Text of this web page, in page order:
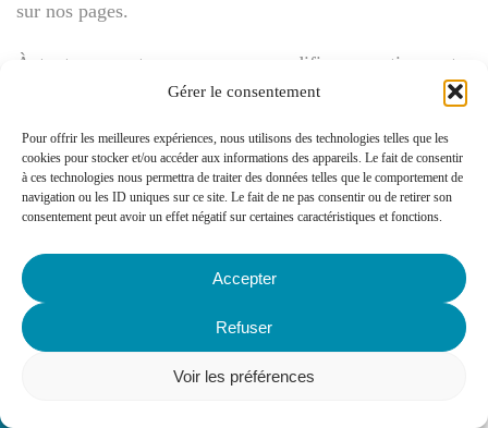
Gérer le consentement
Pour offrir les meilleures expériences, nous utilisons des technologies telles que les
cookies pour stocker et/ou accéder aux informations des appareils. Le fait de consentir
à ces technologies nous permettra de traiter des données telles que le comportement de
navigation ou les ID uniques sur ce site. Le fait de ne pas consentir ou de retirer son
consentement peut avoir un effet négatif sur certaines caractéristiques et fonctions.
Accepter
Refuser
Voir les préférences
sur nos pages.
À tout moment, vous pouvez modifier ou retirer votre
consentement dès la Déclaration relative aux cookies sur
En savoir plus sur qui nous sommes, comment vous
pouvez nous contacter et comment nous traitons les
confidentialité.
Votre consentement s’applique aux domaines suivants :
e2clorraine.fr